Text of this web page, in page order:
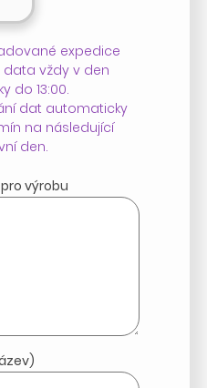
expedice
vždy v den
do 13:00.
dat automaticky
na následující
den.
výrobu